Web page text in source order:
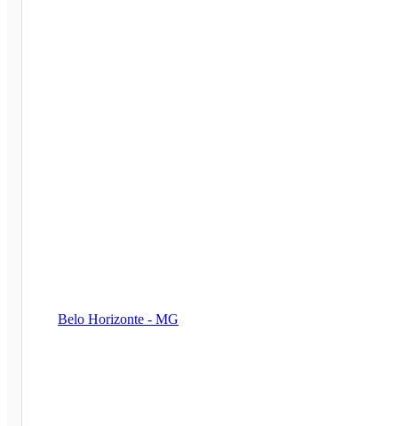
Belo Horizonte - MG